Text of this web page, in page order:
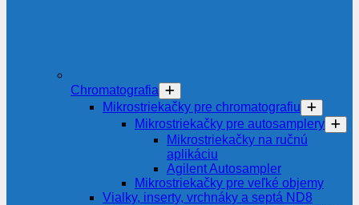
Chromatografia
Mikrostriekačky pre chromatografiu
Mikrostriekačky pre autosamplery
Mikrostriekačky na ručnú
aplikáciu
Agilent Autosampler
Mikrostriekačky pre veľké objemy
Vialky, inserty, vrchnáky a septá ND8